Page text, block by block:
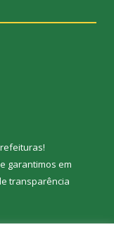
!
garantimos em
transparência